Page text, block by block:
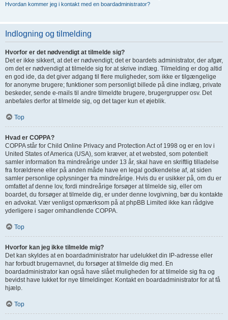
Hvordan kommer jeg i kontakt med en boardadministrator?
Indlogning og tilmelding
Hvorfor er det nødvendigt at tilmelde sig?
Det er ikke sikkert, at det er nødvendigt; det er boardets administrator, der afgør,
om det er nødvendigt at tilmelde sig for at skrive indlæg. Tilmelding er dog altid
en god ide, da det giver adgang til flere muligheder, som ikke er tilgængelige
for anonyme brugere; funktioner som personligt billede på dine indlæg, private
beskeder, sende e-mails til andre tilmeldte brugere, brugergrupper osv. Det
anbefales derfor at tilmelde sig, og det tager kun et øjeblik.
Top
Hvad er COPPA?
COPPA står for Child Online Privacy and Protection Act of 1998 og er en lov i
United States of America (USA), som kræver, at et websted, som potentielt
samler information fra mindreårige under 13 år, skal have en skriftlig tilladelse
fra forældrene eller på anden måde have en legal godkendelse af, at siden
samler personlige oplysninger fra mindreårige. Hvis du er usikker på, om du er
omfattet af denne lov, fordi mindreårige forsøger at tilmelde sig, eller om
boardet, du forsøger at tilmelde dig, er under denne lovgivning, bør du kontakte
en advokat. Vær venligst opmærksom på at phpBB Limited ikke kan rådgive
yderligere i sager omhandlende COPPA.
Top
Hvorfor kan jeg ikke tilmelde mig?
Det kan skyldes at en boardadministrator har udelukket din IP-adresse eller
har forbudt brugernavnet, du forsøger at tilmelde dig med. En
boardadministrator kan også have slået muligheden for at tilmelde sig fra og
bevidst have lukket for nye tilmeldinger. Kontakt en boardadministrator for at få
hjælp.
Top